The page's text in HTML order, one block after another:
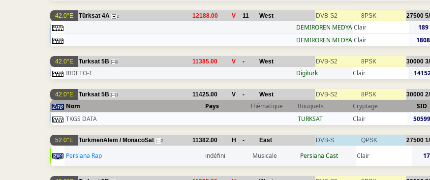
42.0°E Türksat 4A 2 12188.00 V 11 West DVB-S2 8PSK 27500
DEMIROREN MEDYAClair 189
DEMIROREN MEDYAClair 1808
42.0°E Turksat 5B 8 11385.00 V - West DVB-S2 8PSK 30000
IRDETO-T Digitürk Clair
42.0°E Turksat 5B 1 11425.00 V - West DVB-S2 8PSK 30000
Nom Pays Thématique Bouquets Cryptage SID
TKGS DATA
TURKSAT Clair 50599
52.0°E TurkmenÄlem / MonacoSat 2 11382.00 H - East DVB-S QPSK 27500
Persiana Rap indéfini Musicale Persiana Cast Clair 17